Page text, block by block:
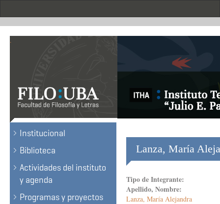
.
Institucional
Biblioteca
Actividades del instituto
y agenda
Programas y proyectos
Lanza, María
Tipo de Integrante:
Apellido, Nombre:
Lanza, María Alejandra